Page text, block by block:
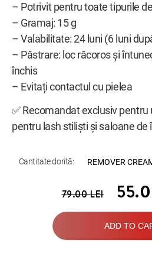
– Potrivit pentru toate tipurile
– Gramaj: 15 g
– Valabilitate: 24 luni (6 luni
– Păstrare: loc răcoros și
închis
– Evitați contactul cu pielea
✅ Recomandat exclusiv
pentru lash stiliști și saloane
Cantitate dorită: REMOVER
ADD TO
79.00LEI